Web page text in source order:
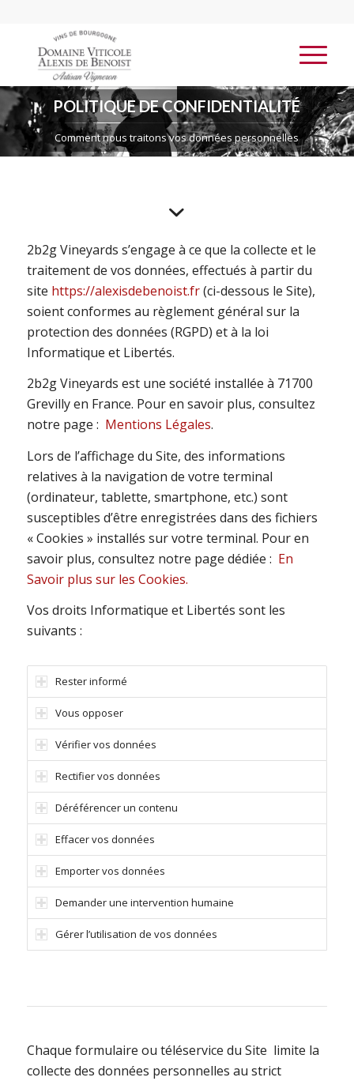
POLITIQUE DE CONFIDENTIALITÉ
Comment nous traitons vos données personnelles
2b2g Vineyards s’engage à ce que la collecte et le
traitement de vos données, effectués à partir du
site https://alexisdebenoist.fr(ci-dessous le Site),
soient conformes au règlement général sur la
protection des données (RGPD) et à la loi
Informatique et Libertés.
2b2g Vineyards est une société installée à 71700
Grevilly en France. Pour en savoir plus, consultez
notre page : Mentions Légales.
Lors de l’affichage du Site, des informations
relatives à la navigation de votre terminal
(ordinateur, tablette, smartphone, etc.) sont
susceptibles d’être enregistrées dans des fichiers
« Cookies » installés sur votre terminal. Pour en
savoir plus, consultez notre page dédiée : En
Savoir plus sur les Cookies.
Vos droits Informatique et Libertés sont les
suivants :
Rester informé
Vous opposer
Vérifier vos données
Rectifier vos données
Déréférencer un contenu
Effacer vos données
Emporter vos données
Demander une intervention humaine
Gérer l’utilisation de vos données
Chaque formulaire ou téléservice du Site limite la
collecte des données personnelles au strict